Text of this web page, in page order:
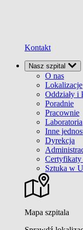
Kontakt
Nasz szpital
O nas
Lokalizacje
Oddziały i
Poradnie
Pracownie
Laboratoria
Inne
Dyrekcja
Certyfikaty
Sztuka w
Mapa szpitala